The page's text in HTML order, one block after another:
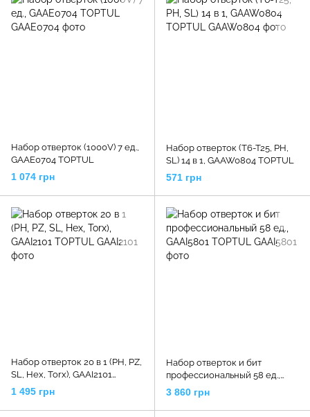
Набор отверток (1000V) 7 ед.,
GAAE0704 TOPTUL
1 074 грн
Набор отверток (T6-T25, PH,
SL) 14 в 1, GAAW0804 TOPTUL
571 грн
Набор отверток 20 в 1 (PH, PZ,
SL, Hex, Torx), GAAI2101
TOPTUL
1 495 грн
Набор отверток и бит
профессиональный 58 ед.,
GAAI5801 TOPTUL
3 860 грн